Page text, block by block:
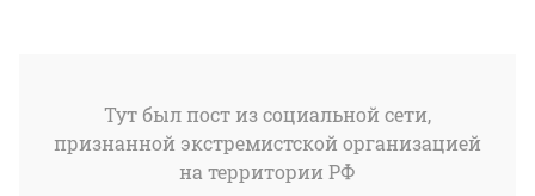
Тут был пост из социальной сети,
признанной экстремистской организацией
на территории РФ